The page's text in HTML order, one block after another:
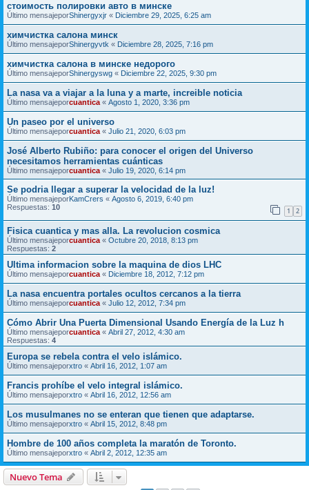
стоимость полировки авто в минске
Último mensajeporShinergyxjr « Diciembre 29, 2025, 6:25 am
химчистка салона минск
Último mensajeporShinergyvtk « Diciembre 28, 2025, 7:16 pm
химчистка салона в минске недорого
Último mensajeporShinergyswg « Diciembre 22, 2025, 9:30 pm
La nasa va a viajar a la luna y a marte, increible noticia
Último mensajeporcuantica « Agosto 1, 2020, 3:36 pm
Un paseo por el universo
Último mensajeporcuantica « Julio 21, 2020, 6:03 pm
José Alberto Rubiño: para conocer el origen del Universo
necesitamos herramientas cuánticas
Último mensajeporcuantica « Julio 19, 2020, 6:14 pm
Se podria llegar a superar la velocidad de la luz!
Último mensajeporKamCrers « Agosto 6, 2019, 6:40 pm
Respuestas: 10 1 2
Fisica cuantica y mas alla. La revolucion cosmica
Último mensajeporcuantica « Octubre 20, 2018, 8:13 pm
Respuestas: 2
Ultima informacion sobre la maquina de dios LHC
Último mensajeporcuantica « Diciembre 18, 2012, 7:12 pm
La nasa encuentra portales ocultos cercanos a la tierra
Último mensajeporcuantica « Julio 12, 2012, 7:34 pm
Cómo Abrir Una Puerta Dimensional Usando Energía de la Luz h
Último mensajeporcuantica « Abril 27, 2012, 4:30 am
Respuestas: 4
Europa se rebela contra el velo islámico.
Último mensajeporxtro « Abril 16, 2012, 1:07 am
Francis prohíbe el velo integral islámico.
Último mensajeporxtro « Abril 16, 2012, 12:56 am
Los musulmanes no se enteran que tienen que adaptarse.
Último mensajeporxtro « Abril 15, 2012, 8:48 pm
Hombre de 100 años completa la maratón de Toronto.
Último mensajeporxtro « Abril 2, 2012, 12:35 am
Nuevo Tema